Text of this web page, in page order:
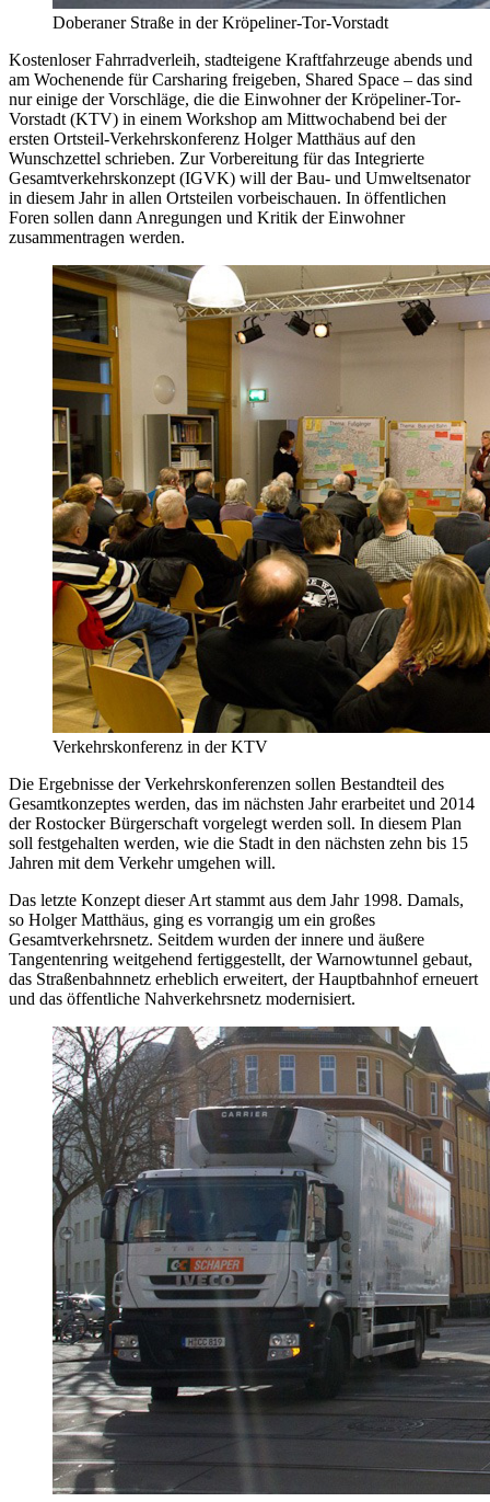
Doberaner Straße in der Kröpeliner-Tor-Vorstadt
Kostenloser Fahrradverleih, stadteigene Kraftfahrzeuge abends und
am Wochenende für Carsharing freigeben, Shared Space – das sind
nur einige der Vorschläge, die die Einwohner der Kröpeliner-Tor-
Vorstadt (KTV) in einem Workshop am Mittwochabend bei der
ersten Ortsteil-Verkehrskonferenz Holger Matthäus auf den
Wunschzettel schrieben. Zur Vorbereitung für das Integrierte
Gesamtverkehrskonzept (IGVK) will der Bau- und Umweltsenator
in diesem Jahr in allen Ortsteilen vorbeischauen. In öffentlichen
Foren sollen dann Anregungen und Kritik der Einwohner
zusammentragen werden.
Verkehrskonferenz in der KTV
Die Ergebnisse der Verkehrskonferenzen sollen Bestandteil des
Gesamtkonzeptes werden, das im nächsten Jahr erarbeitet und 2014
der Rostocker Bürgerschaft vorgelegt werden soll. In diesem Plan
soll festgehalten werden, wie die Stadt in den nächsten zehn bis 15
Jahren mit dem Verkehr umgehen will.
Das letzte Konzept dieser Art stammt aus dem Jahr 1998. Damals,
so Holger Matthäus, ging es vorrangig um ein großes
Gesamtverkehrsnetz. Seitdem wurden der innere und äußere
Tangentenring weitgehend fertiggestellt, der Warnowtunnel gebaut,
das Straßenbahnnetz erheblich erweitert, der Hauptbahnhof erneuert
und das öffentliche Nahverkehrsnetz modernisiert.